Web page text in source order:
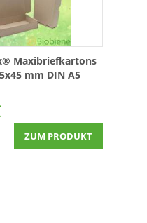
Maxibriefkartons
mm DIN A5
ZUM PRODUKT